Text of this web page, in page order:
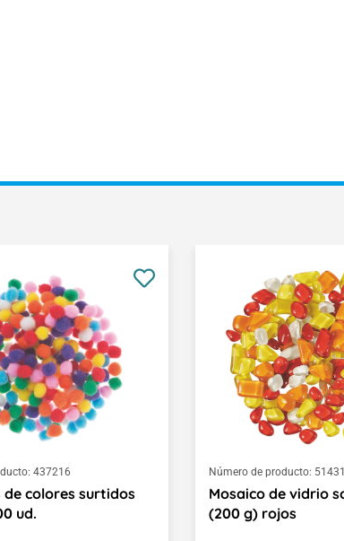
437216
de colores surtidos
ud.
Número de producto:
Mosaico de vidrio
(200 g) rojos